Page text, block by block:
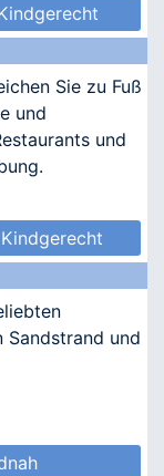
Sie zu Fuß
und
und
Sandstrand und